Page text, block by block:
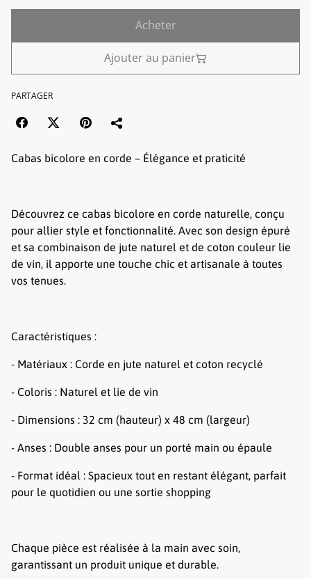
Acheter
Ajouter au panier
PARTAGER
Cabas bicolore en corde – Élégance et praticité
Découvrez ce cabas bicolore en corde naturelle, conçu
pour allier style et fonctionnalité. Avec son design épuré
et sa combinaison de jute naturel et de coton couleur lie
de vin, il apporte une touche chic et artisanale à toutes
vos tenues.
Caractéristiques :
- Matériaux : Corde en jute naturel et coton recyclé
- Coloris : Naturel et lie de vin
- Dimensions : 32 cm (hauteur) x 48 cm (largeur)
- Anses : Double anses pour un porté main ou épaule
- Format idéal : Spacieux tout en restant élégant, parfait
pour le quotidien ou une sortie shopping
Chaque pièce est réalisée à la main avec soin,
garantissant un produit unique et durable.